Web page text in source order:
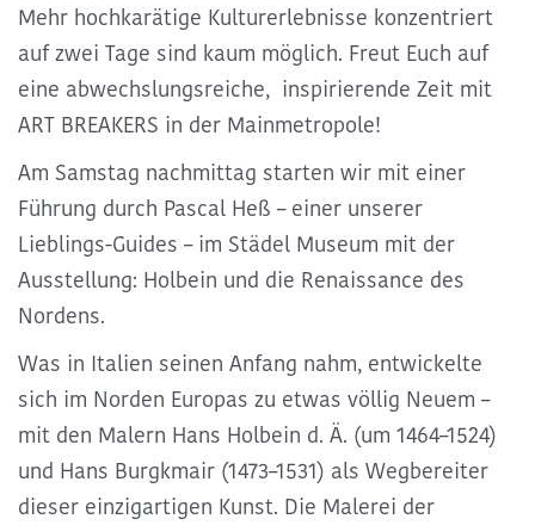
Mehr hochkarätige Kulturerlebnisse konzentriert
auf zwei Tage sind kaum möglich. Freut Euch auf
eine abwechslungsreiche, inspirierende Zeit mit
ART BREAKERS in der Mainmetropole!
Am Samstag nachmittag starten wir mit einer
Führung durch Pascal Heß – einer unserer
Lieblings-Guides – im Städel Museum mit der
Ausstellung: Holbein und die Renaissance des
Nordens.
Was in Italien seinen Anfang nahm, entwickelte
sich im Norden Europas zu etwas völlig Neuem –
mit den Malern Hans Holbein d. Ä. (um 1464–1524)
und Hans Burgkmair (1473–1531) als Wegbereiter
dieser einzigartigen Kunst. Die Malerei der